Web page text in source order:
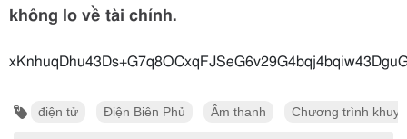
không lo về tài chính.
điện tử Điện Biên Phủ Âm thanh Chương trình